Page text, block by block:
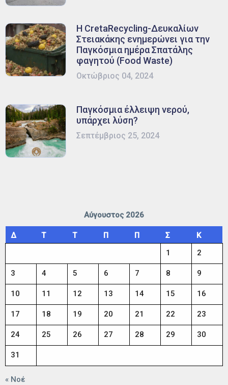
Η CretaRecycling-Δευκαλίων
Στειακάκης ενημερώνει για την
Παγκόσμια ημέρα Σπατάλης
φαγητού (Food Waste)
Οκτώβριος 04, 2024
Παγκόσμια έλλειψη νερού,
υπάρχει λύση?
Σεπτέμβριος 25, 2024
Αύγουστος 2026
Δ Τ Τ Π Π Σ
Κ
1
2
3 4 5 6 7 8 9
10 11 12 13 14 15 16
17 18 19 20 21 22 23
24 25 26 27 28 29 30
31
« Νοέ